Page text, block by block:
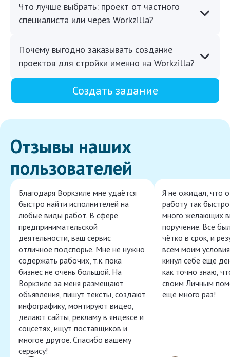
Что лучше выбрать: проект от частного
специалиста или через Workzilla?
Почему выгодно заказывать создание
проектов для стройки именно на Workzilla?
Создать задание
Отзывы наших
пользователей
Благодаря Воркзиле мне удаётся
быстро найти исполнителей на
любые виды работ. В сфере
предпринимательской
деятельности, ваш сервис
отличное подспорье. Мне не нужно
содержать рабочих, т.к. пока
бизнес не очень большой. На
Воркзиле за меня размещают
объявления, пишут тексты, создают
инфографику, монтируют видео,
делают сайты, рекламу в яндексе и
соцсетях, ищут поставщиков и
многое другое. Спасибо вашему
сервису!
Я не ожидал, что
работу так
много желающих
поручение. Всё
чётко в срок, и
всем моим
кинул себе ещё
как точно знаю,
своим Личным
ещё много раз!